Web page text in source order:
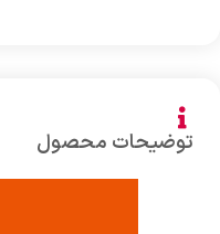
توضیحات محصول